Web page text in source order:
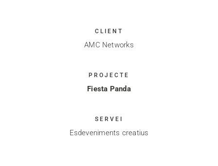
CLIENT
AMC Networks
PROJECTE
Fiesta Panda
SERVEI
Esdeveniments creatius